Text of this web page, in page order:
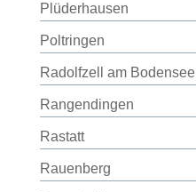
Plüderhausen
Poltringen
Radolfzell am Bodensee
Rangendingen
Rastatt
Rauenberg